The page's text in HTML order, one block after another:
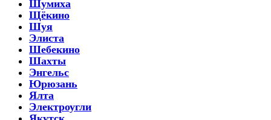
Шумиха
Щёкино
Шуя
Элиста
Шебекино
Шахты
Энгельс
Юрюзань
Ялта
Электроугли